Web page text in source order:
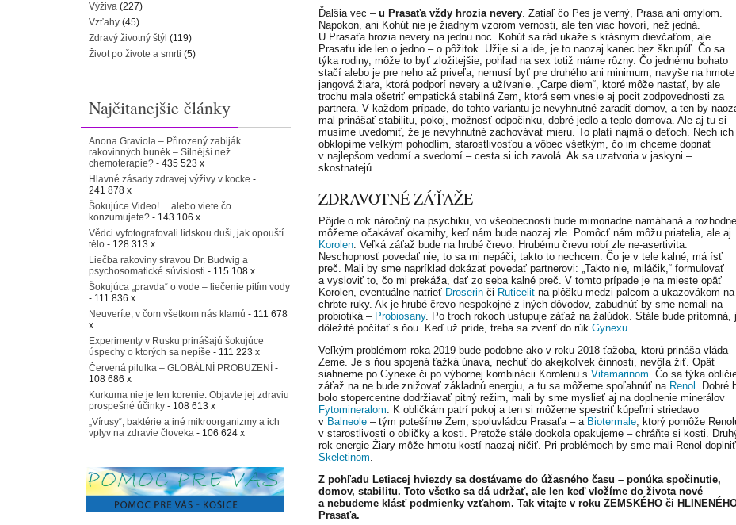
Ďalšia vec – u Prasaťa vždy hrozia nevery. Zatiaľ čo Pes je verný, Prasa ani omylom.
Napokon, ani Kohút nie je žiadnym vzorom vernosti, ale ten viac hovorí, než jedná.
U Prasaťa hrozia nevery na jednu noc. Kohút sa rád ukáže s krásnym dievčaťom, ale
Prasaťu ide len o jedno – o pôžitok. Užije si a ide, je to naozaj kanec bez škrupúľ. Čo sa
týka rodiny, môže to byť zložitejšie, pohľad na sex totiž máme rôzny. Čo jednému bohato
stačí alebo je pre neho až priveľa, nemusí byť pre druhého ani minimum, navyše na
jangová žiara, ktorá podporí nevery a užívanie. „Carpe diem“, ktoré môže nastať, by ale
trochu mala ošetriť empatická stabilná Zem, ktorá sem vnesie aj pocit zodpovednosti za
partnera. V každom prípade, do tohto variantu je nevyhnutné zaradiť domov, a ten by
mal prinášať stabilitu, pokoj, možnosť odpočinku, dobré jedlo a teplo domova. Ale aj tu si
musíme uvedomiť, že je nevyhnutné zachovávať mieru. To platí najmä o deťoch. Nech ich
obklopíme veľkým pohodlím, starostlivosťou a vôbec všetkým, čo im chceme dopriať
v najlepšom vedomí a svedomí – cesta si ich zavolá. Ak sa uzatvoria v jaskyni –
skostnatejú.
ZDRAVOTNÉ ZÁŤAŽE
Pôjde o rok náročný na psychiku, vo všeobecnosti bude mimoriadne namáhaná a rozhodne
môžeme očakávať okamihy, keď nám bude naozaj zle. Pomôcť nám môžu priatelia, ale aj
Korolen. Veľká záťaž bude na hrubé črevo. Hrubému črevu robí zle ne-asertivita.
Neschopnosť povedať nie, to sa mi nepáči, takto to nechcem. Čo je v tele kalné, má ísť
preč. Mali by sme napríklad dokázať povedať partnerovi: „Takto nie, miláčik,“ formulovať
a vysloviť to, čo mi prekáža, dať zo seba kalné preč. V tomto prípade je na mieste opäť
Korolen, eventuálne natrieť Droserin či Ruticelit na plôšku medzi palcom a ukazovákom na
chrbte ruky. Ak je hrubé črevo nespokojné z iných dôvodov, zabudnúť by sme nemali na
probiotiká – Probiosany. Po troch rokoch ustupuje záťaž na žalúdok. Stále bude prítomná,
dôležité počítať s ňou. Keď už príde, treba sa zveriť do rúk Gynexu.
Veľkým problémom roka 2019 bude podobne ako v roku 2018 ťažoba, ktorú prináša vláda
Zeme. Je s ňou spojená ťažká únava, nechuť do akejkoľvek činnosti, nevôľa žiť. Opäť
siahneme po Gynexe či po výbornej kombinácii Korolenu s Vitamarinom. Čo sa týka
záťaž na ne bude znižovať základnú energiu, a tu sa môžeme spoľahnúť na Renol . Dobré
bolo stopercentne dodržiavať pitný režim, mali by sme myslieť aj na doplnenie minerálov
Fytomineralom. K obličkám patrí pokoj a ten si môžeme spestriť kúpeľmi striedavo
v Balneole – tým potešíme Zem, spoluvládcu Prasaťa – a Biotermale, ktorý pomôže
v starostlivosti o obličky a kosti. Pretože stále dookola opakujeme – chráňte si kosti.
rok energie Žiary môže hmotu kostí naozaj ničiť. Pri problémoch by sme mali Renol doplniť
Skeletinom.
Z pohľadu Letiacej hviezdy sa dostávame do úžasného času – ponúka spočinutie,
domov, stabilitu. Toto všetko sa dá udržať, ale len keď vložíme do života nové
a nebudeme klásť podmienky vzťahom. Tak vitajte v roku ZEMSKÉHO či
Prasaťa.
Výživa (227)
Vzťahy (45)
Zdravý životný štýl (119)
Život po živote a smrti (5)
Najčitanejšie články
Anona Graviola – Přirozený zabiják
rakovinných buněk – Silnější než
chemoterapie? - 435 523 x
Hlavné zásady zdravej výživy v kocke -
241 878 x
Šokujúce Video! …alebo viete čo
konzumujete? - 143 106 x
Vědci vyfotografovali lidskou duši, jak opouští
tělo - 128 313 x
Liečba rakoviny stravou Dr. Budwig a
psychosomatické súvislosti - 115 108 x
Šokujúca „pravda“ o vode – liečenie pitím vody
- 111 836 x
Neuveríte, v čom všetkom nás klamú - 111 678
x
Experimenty v Rusku prinášajú šokujúce
úspechy o ktorých sa nepíše - 111 223 x
Červená pilulka – GLOBÁLNÍ PROBUZENÍ -
108 686 x
Kurkuma nie je len korenie. Objavte jej zdraviu
prospešné účinky - 108 613 x
„Vírusy“, baktérie a iné mikroorganizmy a ich
vplyv na zdravie človeka - 106 624 x